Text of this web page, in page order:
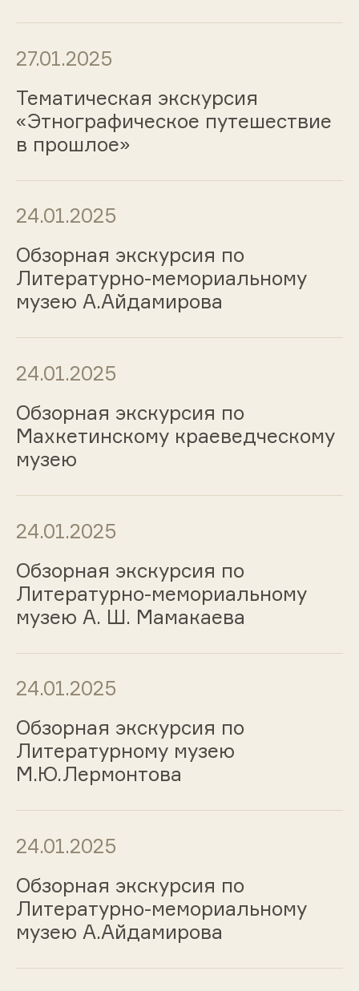
27.01.2025
Тематическая экскурсия
«Этнографическое путешествие
в прошлое»
24.01.2025
Обзорная экскурсия по
Литературно-мемориальному
музею А.Айдамирова
24.01.2025
Обзорная экскурсия по
Махкетинскому краеведческому
музею
24.01.2025
Обзорная экскурсия по
Литературно-мемориальному
музею А. Ш. Мамакаева
24.01.2025
Обзорная экскурсия по
Литературному музею
М.Ю.Лермонтова
24.01.2025
Обзорная экскурсия по
Литературно-мемориальному
музею А.Айдамирова